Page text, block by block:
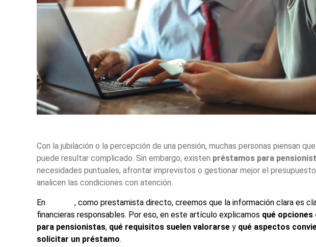
Con la jubilación o la percepción de una pensión, muchas personas piensan
puede resultar complicado. Sin embargo, existen préstamos para
necesidades puntuales, afrontar imprevistos o gestionar mejor el
analicen las condiciones con atención.
En
, como prestamista directo, creemos que la información clara es
financieras responsables. Por eso, en este artículo explicamos qué
para pensionistas, qué requisitos suelen valorarse y qué aspectos
solicitar un préstamo.